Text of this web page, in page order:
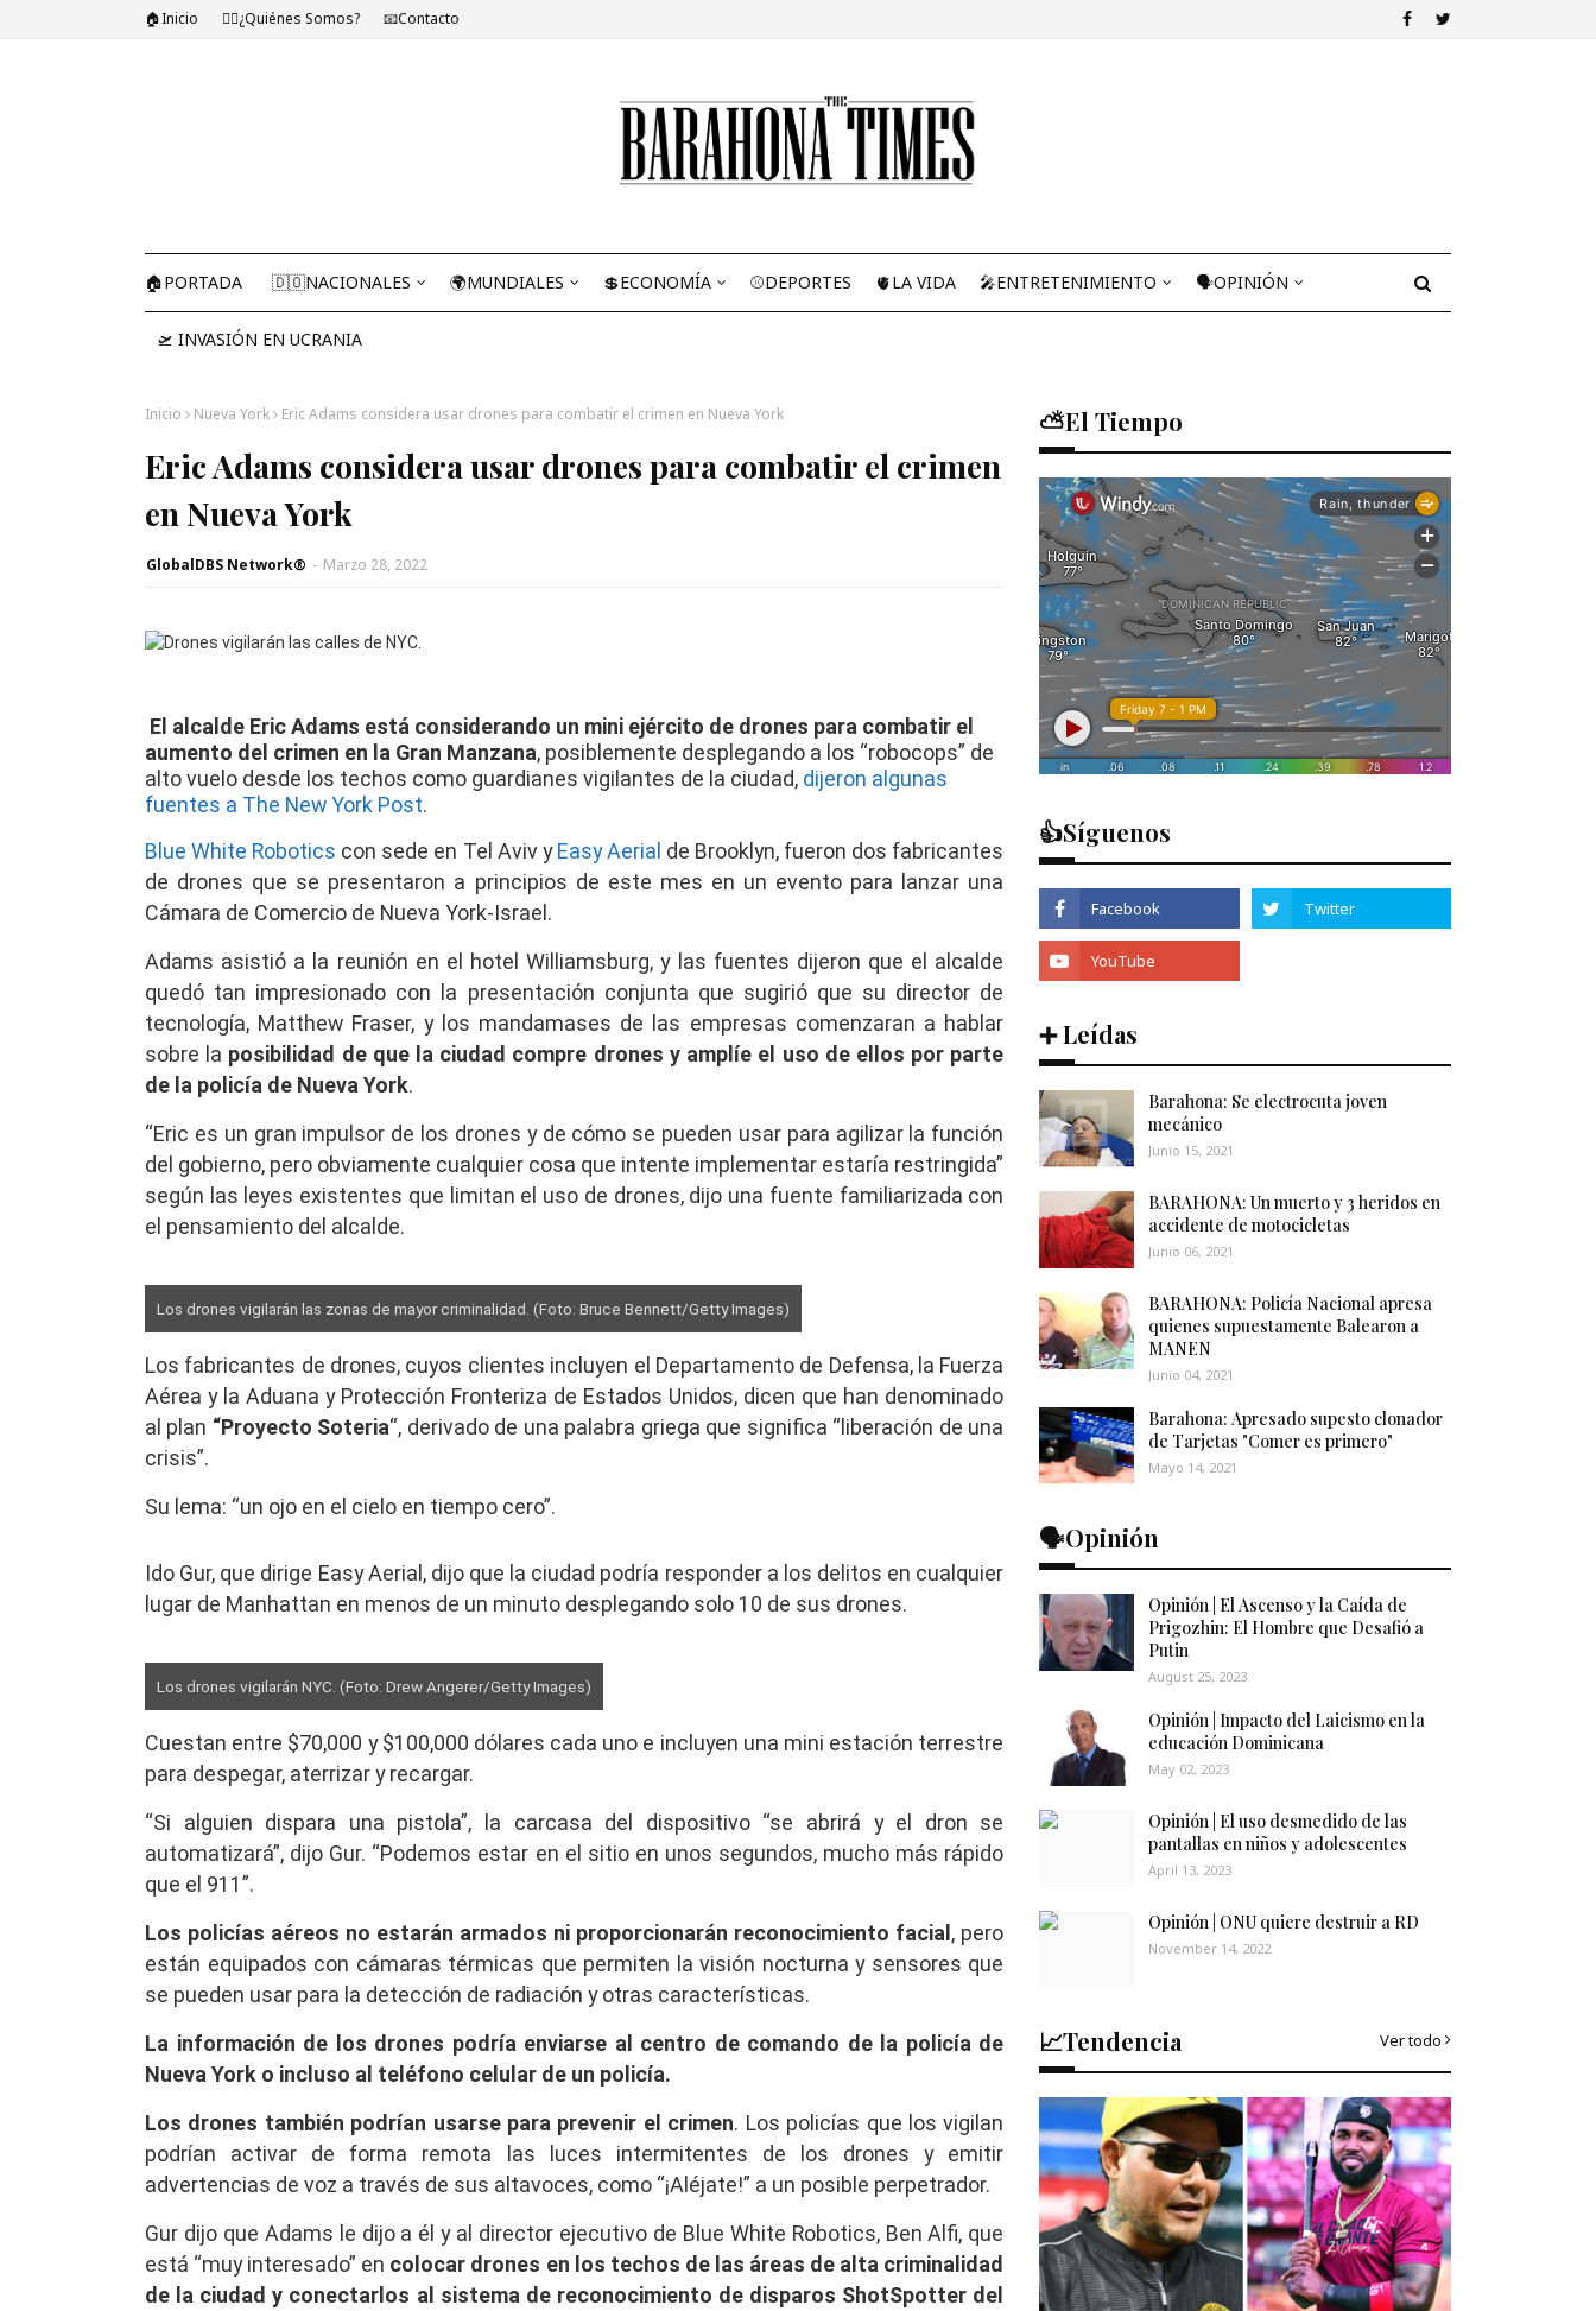
🏠Inicio 🤷‍♂️¿Quiénes Somos? 📧Contacto
🏠PORTADA 🇩🇴NACIONALES 🌍MUNDIALES 💲ECONOMÍA ⚾DEPORTES 🫀LA VIDA 🎤ENTRETENIMIENTO 🗣OPINIÓN
🛫 INVASIÓN EN UCRANIA
Inicio Nueva York Eric Adams considera usar drones para combatir el crimen en Nueva York
Eric Adams considera usar drones para combatir el crimen
en Nueva York
GlobalDBS Network® - Marzo 28, 2022
El alcalde Eric Adams está considerando un mini ejército de drones para combatir el
aumento del crimen en la Gran Manzana, posiblemente desplegando a los “robocops” de
alto vuelo desde los techos como guardianes vigilantes de la ciudad, dijeron algunas
fuentes a The New York Post.
Blue White Robotics con sede en Tel Aviv yEasy Aerial de Brooklyn, fueron dos fabricantes
de drones que se presentaron a principios de este mes en un evento para lanzar una
Cámara de Comercio de Nueva York-Israel.
Adams asistió a la reunión en el hotel Williamsburg, y las fuentes dijeron que el alcalde
quedó tan impresionado con la presentación conjunta que sugirió que su director de
tecnología, Matthew Fraser, y los mandamases de las empresas comenzaran a hablar
sobre la posibilidad de que la ciudad compre drones y amplíe el uso de ellos por parte
de la policía de Nueva York.
“Eric es un gran impulsor de los drones y de cómo se pueden usar para agilizar la función
del gobierno, pero obviamente cualquier cosa que intente implementar estaría restringida”
según las leyes existentes que limitan el uso de drones, dijo una fuente familiarizada con
el pensamiento del alcalde.
Los drones vigilarán las zonas de mayor criminalidad. (Foto: Bruce Bennett/Getty Images)
Los fabricantes de drones, cuyos clientes incluyen el Departamento de Defensa, la Fuerza
Aérea y la Aduana y Protección Fronteriza de Estados Unidos, dicen que han denominado
al plan “Proyecto Soteria“, derivado de una palabra griega que significa “liberación de una
crisis”.
Su lema: “un ojo en el cielo en tiempo cero”.
Ido Gur, que dirige Easy Aerial, dijo que la ciudad podría responder a los delitos en cualquier
lugar de Manhattan en menos de un minuto desplegando solo 10 de sus drones.
Los drones vigilarán NYC. (Foto: Drew Angerer/Getty Images)
Cuestan entre $70,000 y $100,000 dólares cada uno e incluyen una mini estación terrestre
para despegar, aterrizar y recargar.
“Si alguien dispara una pistola”, la carcasa del dispositivo “se abrirá y el dron se
automatizará”, dijo Gur. “Podemos estar en el sitio en unos segundos, mucho más rápido
que el 911”.
Los policías aéreos no estarán armados ni proporcionarán reconocimiento facial, pero
están equipados con cámaras térmicas que permiten la visión nocturna y sensores que
se pueden usar para la detección de radiación y otras características.
La información de los drones podría enviarse al centro de comando de la policía de
Nueva York o incluso al teléfono celular de un policía.
Los drones también podrían usarse para prevenir el crimen. Los policías que los vigilan
podrían activar de forma remota las luces intermitentes de los drones y emitir
advertencias de voz a través de sus altavoces, como “¡Aléjate!” a un posible perpetrador.
Gur dijo que Adams le dijo a él y al director ejecutivo de Blue White Robotics, Ben Alfi, que
está “muy interesado” en colocar drones en los techos de las áreas de alta criminalidad
de la ciudad y conectarlos al sistema de reconocimiento de disparos ShotSpotter del
⛅El Tiempo
👍Síguenos
➕ Leídas
Barahona: Se electrocuta joven
mecánico
Junio 15, 2021
BARAHONA: Un muerto y 3 heridos en
accidente de motocicletas
Junio 06, 2021
BARAHONA: Policía Nacional apresa
quienes supuestamente Balearon a
MANEN
Junio 04, 2021
Barahona: Apresado supesto clonador
de Tarjetas "Comer es primero"
Mayo 14, 2021
🗣️Opinión
Opinión | El Ascenso y la Caída de
Prigozhin: El Hombre que Desafió a
Putin
August 25, 2023
Opinión | Impacto del Laicismo en la
educación Dominicana
May 02, 2023
Opinión | El uso desmedido de las
pantallas en niños y adolescentes
April 13, 2023
Opinión | ONU quiere destruir a RD
November 14, 2022
📈Tendencia Ver todo